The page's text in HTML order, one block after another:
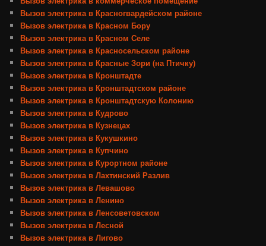
Вызов электрика в Красногвардейском районе
Вызов электрика в Красном Бору
Вызов электрика в Красном Селе
Вызов электрика в Красносельском районе
Вызов электрика в Красные Зори (на Птичку)
Вызов электрика в Кронштадте
Вызов электрика в Кронштадтском районе
Вызов электрика в Кронштадтскую Колонию
Вызов электрика в Кудрово
Вызов электрика в Кузнецах
Вызов электрика в Кукушкино
Вызов электрика в Купчино
Вызов электрика в Курортном районе
Вызов электрика в Лахтинский Разлив
Вызов электрика в Левашово
Вызов электрика в Ленино
Вызов электрика в Ленсоветовском
Вызов электрика в Лесной
Вызов электрика в Лигово